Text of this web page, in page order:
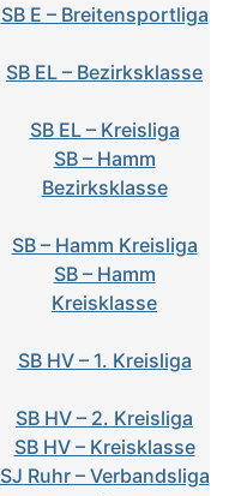
SB E – Breitensportliga
SB EL – Bezirksklasse
SB EL – Kreisliga
SB – Hamm
Bezirksklasse
SB – Hamm Kreisliga
SB – Hamm
Kreisklasse
SB HV – 1. Kreisliga
SB HV – 2. Kreisliga
SB HV – Kreisklasse
SJ Ruhr – Verbandsliga